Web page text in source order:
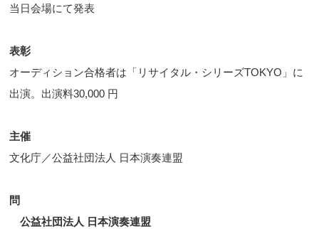
当日会場にて発表
表彰
オーディション合格者は「リサイタル・シリーズTOKYO」に
出演。出演料30,000 円
主催
文化庁／公益社団法人 日本演奏連盟
問
公益社団法人 日本演奏連盟